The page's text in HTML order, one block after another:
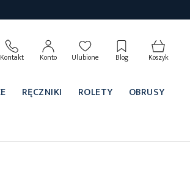
Kontakt Konto Ulubione Blog Koszyk
RĘCZNIKI ROLETY OBRUSY